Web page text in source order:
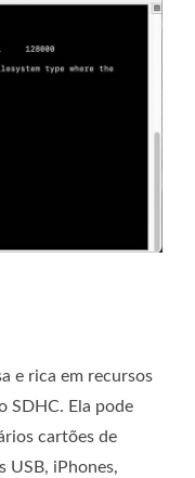
e rica em recursos
SDHC. Ela pode
cartões de
USB, iPhones,